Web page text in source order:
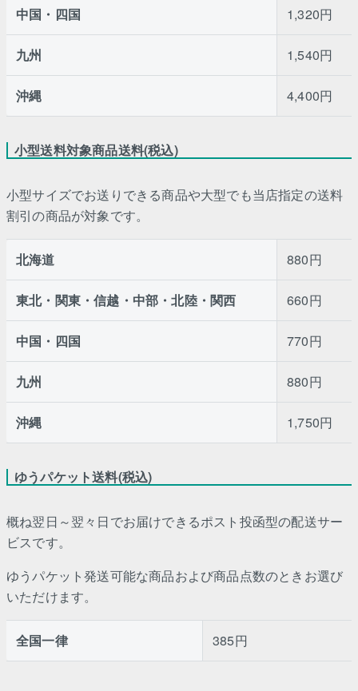
中国・四国 1,320円
九州 1,540円
沖縄 4,400円
小型送料対象商品送料(税込)
小型サイズでお送りできる商品や大型でも当店指定の送料
割引の商品が対象です。
北海道 880円
東北・関東・信越・中部・北陸・関西 660円
中国・四国 770円
九州 880円
沖縄 1,750円
ゆうパケット送料(税込)
概ね翌日～翌々日でお届けできるポスト投函型の配送サー
ビスです。
ゆうパケット発送可能な商品および商品点数のときお選び
いただけます。
全国一律 385円